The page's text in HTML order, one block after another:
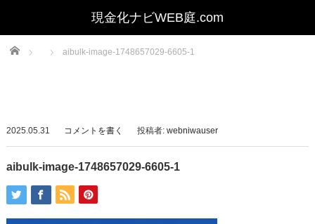
Home aibulk-image-1748657029-6605-1
2025.05.31 コメントを書く 投稿者: webniwauser
aibulk-image-1748657029-6605-1